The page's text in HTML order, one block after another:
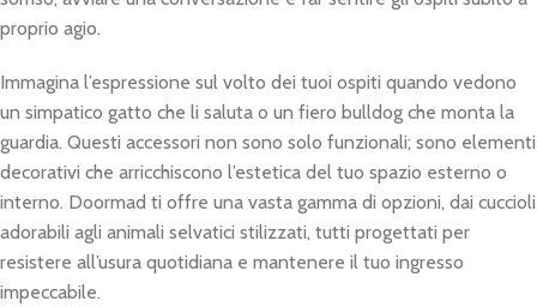
proprio agio.
Immagina l’espressione sul volto dei tuoi ospiti quando vedono
un simpatico gatto che li saluta o un fiero bulldog che monta la
guardia. Questi accessori non sono solo funzionali; sono elementi
decorativi che arricchiscono l’estetica del tuo spazio esterno o
interno. Doormad ti offre una vasta gamma di opzioni, dai cuccioli
adorabili agli animali selvatici stilizzati, tutti progettati per
resistere all’usura quotidiana e mantenere il tuo ingresso
impeccabile.